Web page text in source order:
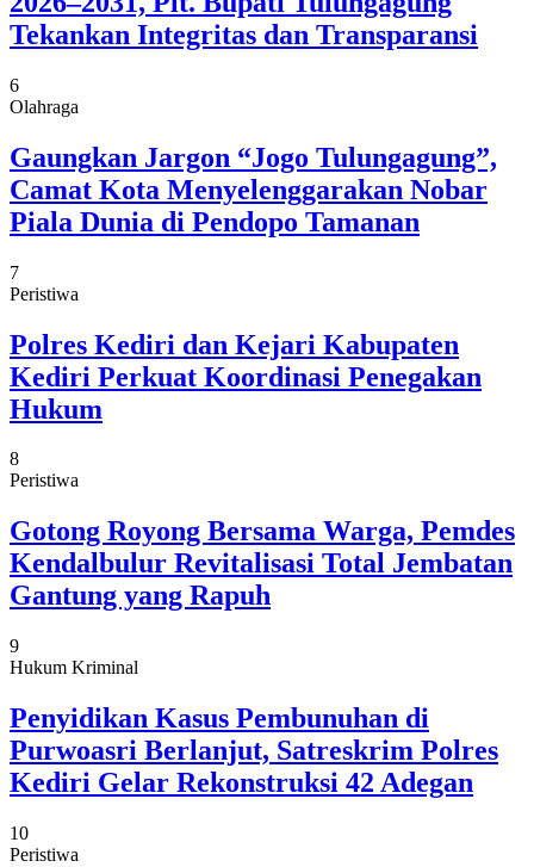
Tekankan Integritas dan Transparansi
6
Olahraga
Gaungkan Jargon “Jogo Tulungagung”,
Camat Kota Menyelenggarakan Nobar
Piala Dunia di Pendopo Tamanan
7
Peristiwa
Polres Kediri dan Kejari Kabupaten
Kediri Perkuat Koordinasi Penegakan
Hukum
8
Peristiwa
Gotong Royong Bersama Warga, Pemdes
Kendalbulur Revitalisasi Total Jembatan
Gantung yang Rapuh
9
Hukum Kriminal
Penyidikan Kasus Pembunuhan di
Purwoasri Berlanjut, Satreskrim Polres
Kediri Gelar Rekonstruksi 42 Adegan
10
Peristiwa